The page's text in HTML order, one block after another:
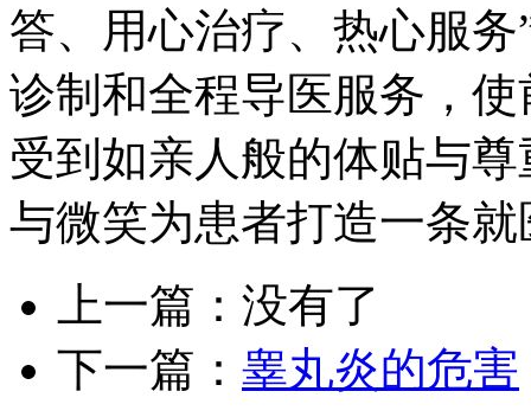
答、用心治疗、热心服
诊制和全程导医服务，
受到如亲人般的体贴与
与微笑为患者打造一条就
上一篇：没有了
下一篇： 睾丸炎的危害